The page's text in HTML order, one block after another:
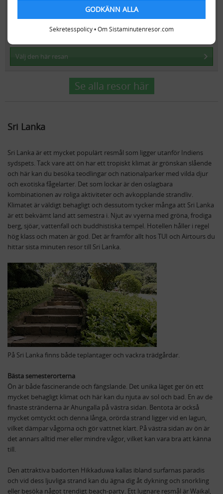
GODKÄNN ALLA
Sekretesspolicy•Om Sistaminutenresor.com
Hotel Nana Golden Beach
Välj den här resan
Se alla resor här
Sri Lanka
Sri Lanka är ett mycket populärt resmål som ligger utanför Indiens
sydspets. Tack vare att ön har ett tropiskt klimat är grönskan slående
och här kan du besöka teodlingar och nationalparker med vilda djur
och exotiska fågelarter. Det som lockar är den oslagbara
kombinationen av roliga aktiviteter och avkopplande strandliv.
Klimatet är väldigt behagligt och dessutom tycker många att Sri Lanka
är ett bekvämt land att semestra i. Njut av vyerna med gröna, frodiga
berg, sjöar, vattenfall och buddhistiska tempel. Hotellen håller i regel
hög klass och maten är god. Det är framför allt hos TUI och Airtours du
hittar sista minuten resor till Sri Lanka.
På Sri Lanka finns både teplantager och vackra trädgårdar.
Bästa semesterorterna
Ön är både fascinerande och fängslande. Det unika läget ger ön ett
mycket behagligt klimat och här kan du njuta av sol och bad. En av de
finaste stränderna är Ahungalla på västra sidan. Bentota är också
mycket omtyckt och denna långa, orörda strand ligger vid en lagun,
vilket dämpar vågorna och gör vattnet klart. På västra sidan av ön är
det annars alltid mer eller mindre vågor, vilket kan vara bra att känna
till.
Den attraktiva badorten Hikkaduwa kallas ibland surfarnas paradis
och vid dess ljuvliga strand kan du ägna dig åt dykning och snorkling
eller besöka något trendigt beach-party. Ett lugnare resmål är Waikal,